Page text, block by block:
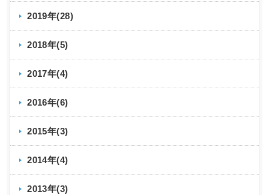
2019年(28)
2018年(5)
2017年(4)
2016年(6)
2015年(3)
2014年(4)
2013年(3)